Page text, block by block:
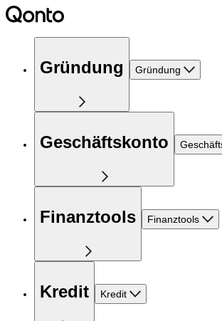
Gründung Gründung
Geschäftskonto
Finanztools Finanztools
Kredit Kredit